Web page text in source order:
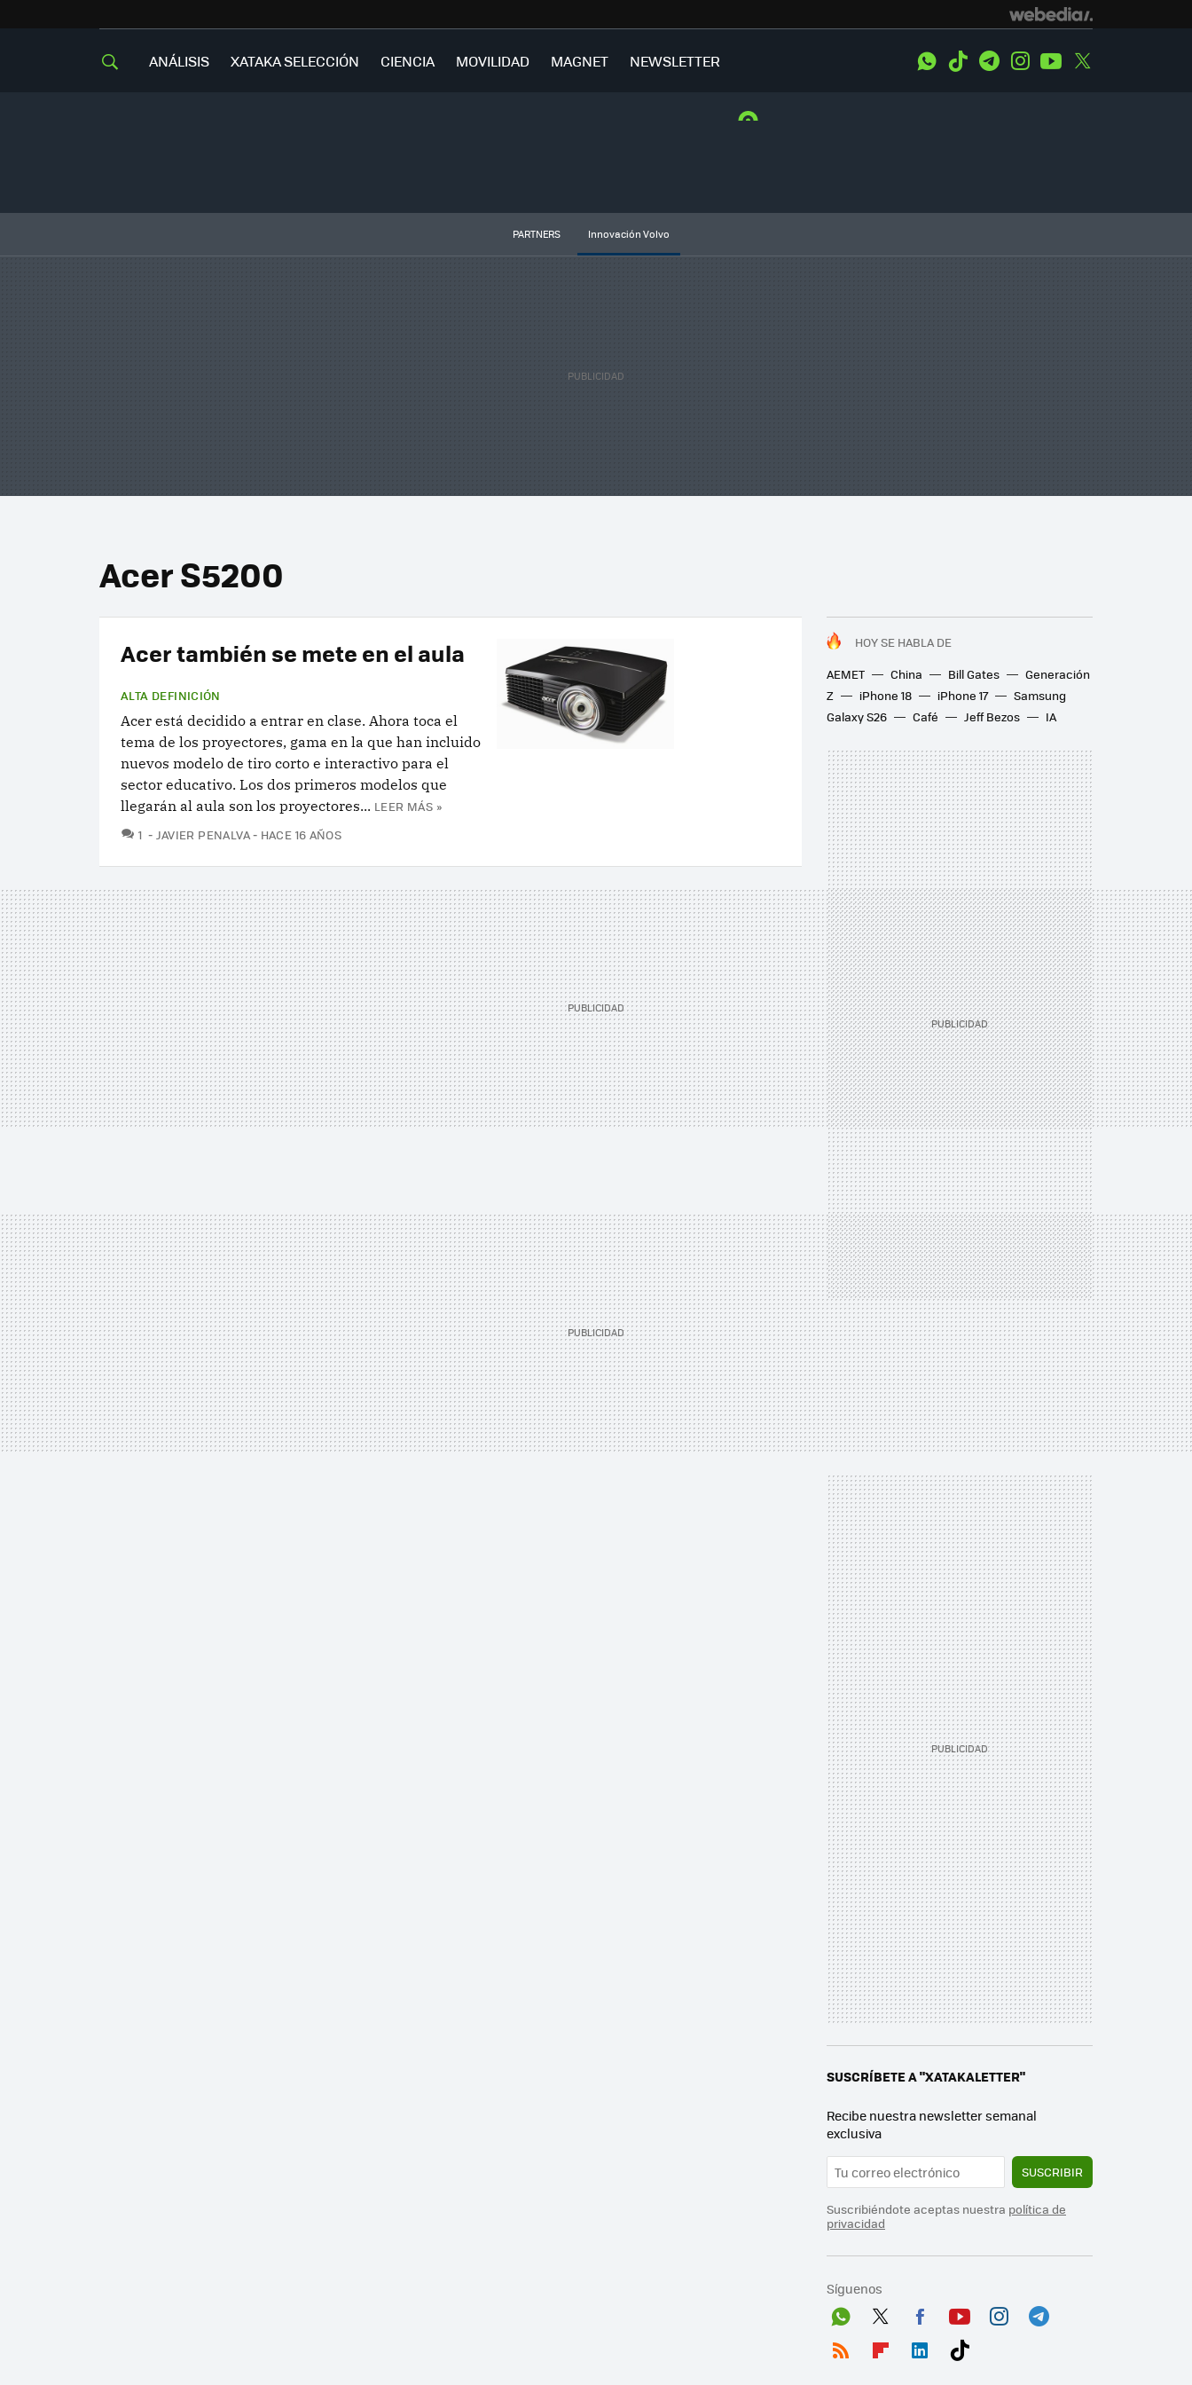
ANÁLISIS XATAKA SELECCIÓN CIENCIA MOVILIDAD MAGNET NEWSLETTER WhatsApp
Tiktok TelegramInstagramYoutube
PARTNERS Innovación Volvo
Acer S5200
HOY SE HABLA DE
AEMET
China Bill Gates
Generación
Z
iPhone 18 iPhone 17
Samsung
Galaxy S26
Café Jeff Bezos IA
Acer también se mete en el aula
ALTA DEFINICIÓN
Acer está decidido a entrar en clase. Ahora toca el
tema de los proyectores, gama en la que han incluido
nuevos modelo de tiro corto e interactivo para el
sector educativo. Los dos primeros modelos que
llegarán al aula son los proyectores... LEER MÁS »
1 COMENTARIOS
JAVIER PENALVA HACE 16 AÑOS
SUSCRÍBETE A "XATAKALETTER"
Recibe nuestra newsletter semanal
exclusiva
SUSCRIBIR
Suscribiéndote aceptas nuestra política de
privacidad
Síguenos
Wh
Twit
Fac
You